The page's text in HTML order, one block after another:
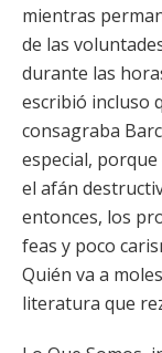
mientras
de las
durante las
escribió incluso
consagraba
especial,
el afán
entonces, los
feas y poco
Quién va a
literatura que